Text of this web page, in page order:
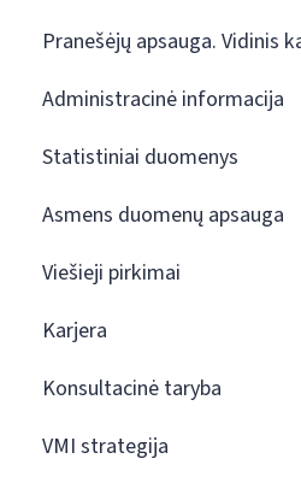
Pranešėjų apsauga. Vidinis
Administracinė informacija
Statistiniai duomenys
Asmens duomenų apsauga
Viešieji pirkimai
Karjera
Konsultacinė taryba
VMI strategija